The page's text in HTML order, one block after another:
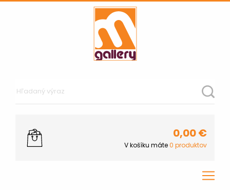
0,00€
V košíku máte0 produktov